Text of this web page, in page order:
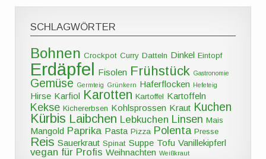
SCHLAGWÖRTER
Bohnen Crockpot Curry Datteln Dinkel Eintopf
Erdäpfel Fisolen Frühstück Gastronomie
Gemüse Germteig Grünkern Haferflocken Hefeteig
Hirse Karfiol Karotten Kartoffel Kartoffeln
Kekse Kichererbsen Kohlsprossen Kraut Kuchen
Kürbis Laibchen Lebkuchen Linsen Mais
Mangold Paprika Pasta Pizza Polenta Presse
Reis Sauerkraut Spinat Suppe Tofu Vanillekipferl
vegan für Profis Weihnachten Weißkraut